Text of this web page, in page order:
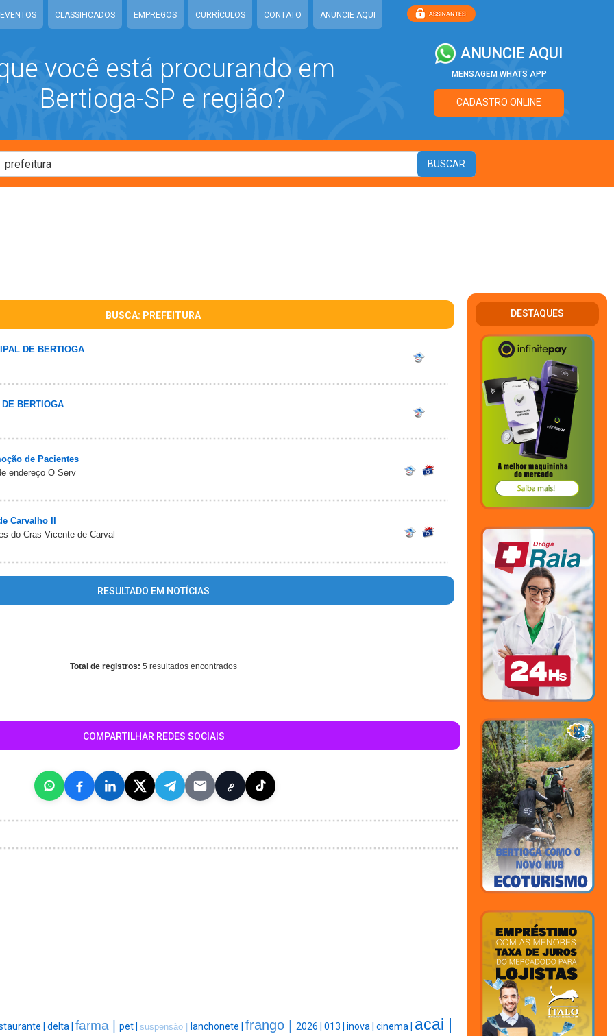
EVENTOS CLASSIFICADOS EMPREGOS CURRÍCULOS CONTATO ANUNCIE AQUI
você está procurando em
Bertioga-SP e região?
ANUNCIE AQUI
MENSAGEM WHATS APP
CADASTRO ONLINE
BUSCA: PREFEITURA
DE BERTIOGA
BERTIOGA
de Pacientes
endereço O Serv
Carvalho II
do Cras Vicente de Carval
RESULTADO EM NOTÍCIAS
Total de registros: 5 resultados encontrados
COMPARTILHAR REDES SOCIAIS
| delta | farma | pet | suspensão | lanchonete | frango | 2026 | 013 | inova | cinema | acai |
DESTAQUES